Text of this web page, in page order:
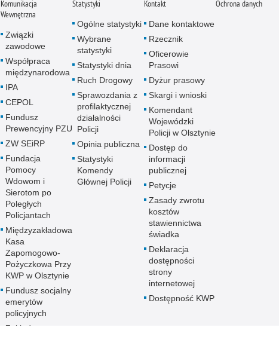
Komunikacja
Wewnętrzna
Związki
zawodowe
Współpraca
międzynarodowa
IPA
CEPOL
Fundusz
Prewencyjny PZU
ZW SEiRP
Fundacja
Pomocy
Wdowom i
Sierotom po
Poległych
Policjantach
Międzyzakładowa
Kasa
Zapomogowo-
Pożyczkowa Przy
KWP w Olsztynie
Fundusz socjalny
emerytów
policyjnych
Zakładowy
Statystyki
Ogólne statystyki
Wybrane
statystyki
Statystyki dnia
Ruch Drogowy
Sprawozdania z
profilaktycznej
działalności
Policji
Opinia publiczna
Statystyki
Komendy
Głównej Policji
Kontakt
Dane kontaktowe
Rzecznik
Oficerowie
Prasowi
Dyżur prasowy
Skargi i wnioski
Komendant
Wojewódzki
Policji w Olsztynie
Dostęp do
informacji
publicznej
Petycje
Zasady zwrotu
kosztów
stawiennictwa
świadka
Deklaracja
dostępności
strony
internetowej
Dostępność KWP
Ochrona danych